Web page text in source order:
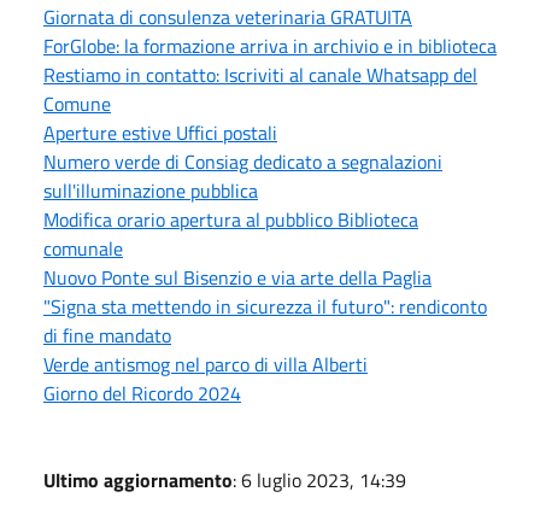
Giornata di consulenza veterinaria GRATUITA
ForGlobe: la formazione arriva in archivio e in biblioteca
Restiamo in contatto: Iscriviti al canale Whatsapp del
Comune
Aperture estive Uffici postali
Numero verde di Consiag dedicato a segnalazioni
sull'illuminazione pubblica
Modifica orario apertura al pubblico Biblioteca
comunale
Nuovo Ponte sul Bisenzio e via arte della Paglia
"Signa sta mettendo in sicurezza il futuro": rendiconto
di fine mandato
Verde antismog nel parco di villa Alberti
Giorno del Ricordo 2024
Ultimo aggiornamento: 6 luglio 2023, 14:39